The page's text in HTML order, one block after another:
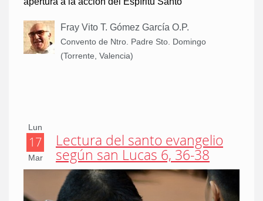
Fray Vito T. Gómez García O.P.
Convento de Ntro. Padre Sto. Domingo
(Torrente, Valencia)
Lun
17
Mar
Lectura del santo evangelio
según san Lucas 6, 36-38